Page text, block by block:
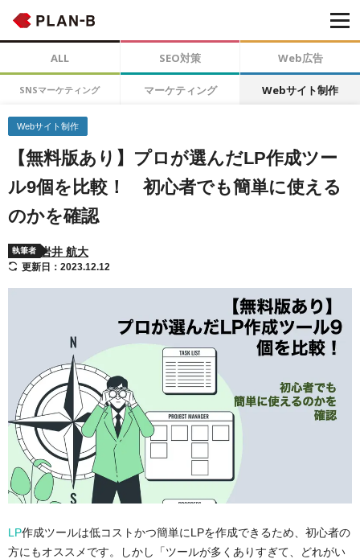
ALL SEO対策 Web広告
SNSマーケティング マーケティング Webサイト制作
Webサイト制作
【無料版あり】プロが選んだLP作成ツー
ル9個を比較！ 初心者でも簡単に使える
のかを確認
執筆者 岩井 航大
更新日：2023.12.12
LP作成ツールは低コストかつ簡単にLPを作成できるため、初心者の
方にもオススメです。しかし「ツールが多くありすぎて、どれがい